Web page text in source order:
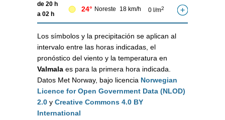
de 20 h
a 02 h
24° Noreste 18 km/h 0 l/m2
Los símbolos y la precipitación se aplican al
intervalo entre las horas indicadas, el
pronóstico del viento y la temperatura en
Valmala es para la primera hora indicada.
Datos Met Norway, bajo licencia Norwegian
Licence for Open Government Data (NLOD)
2.0 y Creative Commons 4.0 BY
International